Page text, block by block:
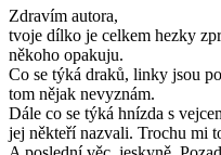
Zdravím autora,
tvoje dílko je celkem hezky
někoho opakuju.
Co se týká draků, linky jsou
tom nějak nevyznám.
Dále co se týká hnízda s
jej někteří nazvali. Trochu mi